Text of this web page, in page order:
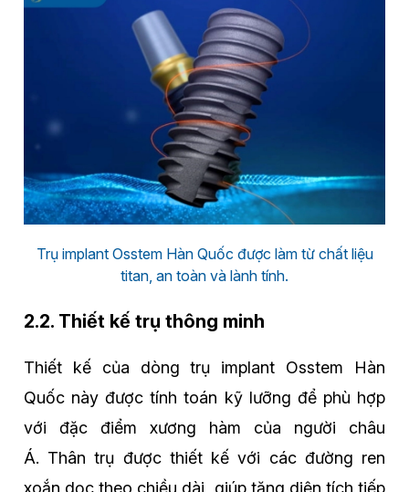
Trụ implant Osstem Hàn Quốc được làm từ chất liệu
titan, an toàn và lành tính.
2.2. Thiết kế trụ thông minh
Thiết kế của dòng trụ implant Osstem Hàn
Quốc này được tính toán kỹ lưỡng để phù hợp
với đặc điểm xương hàm của người châu
Á. Thân trụ được thiết kế với các đường ren
xoắn dọc theo chiều dài, giúp tăng diện tích tiếp